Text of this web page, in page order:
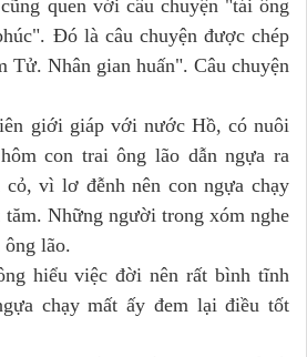
quen với câu chuyện "tái ông
Đó là câu chuyện được chép
Tử. Nhân gian huấn". Câu chuyện
giới giáp với nước Hồ, có nuôi
con trai ông lão dẫn ngựa ra
vì lơ đễnh nên con ngựa chạy
Những người trong xóm nghe
lão.
hiểu việc đời nên rất bình tĩnh
chạy mất ấy đem lại điều tốt